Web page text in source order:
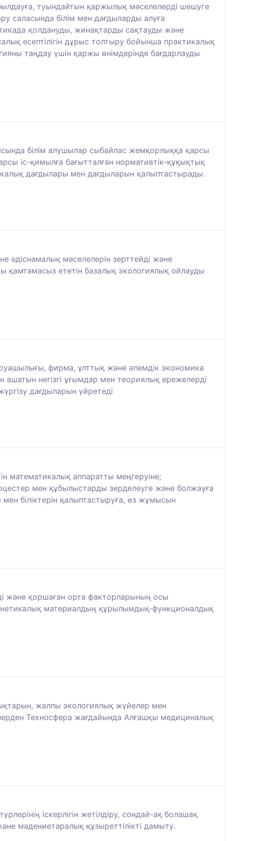
туындайтын қаржылық мәселелерді шешуге
саласында білім мен дағдыларды алуға
қолдануды, жинақтарды сақтауды және
есептілігін дұрыс толтыру бойынша практикалық
таңдау үшін қаржы өнімдерінде бағдарлауды
білім алушылар сыбайлас жемқорлыққа қарсы
іс-қимылға бағытталған нормативтік-құқықтық
дағдылары мен дағдыларын қалыптастырады.
әдіснамалық мәселелерін зерттейді және
қамтамасыз ететін базалық экологиялық ойлауды
фирма, ұлттық және әлемдік экономика
негізгі ұғымдар мен теориялық ережелерді
дағдыларын үйретеді
математикалық аппаратты меңгеруіне;
мен құбылыстарды зерделеуге және болжауға
мен біліктерін қалыптастыруға, өз жұмысын
және қоршаған орта факторларының осы
материалдың құрылымдық-функционалдық
жалпы экологиялық жүйелер мен
Техносфера жағдайында Алғашқы медициналық
іскерлігін жетілдіру, сондай-ақ болашақ
мәдениетаралық құзыреттілікті дамыту.